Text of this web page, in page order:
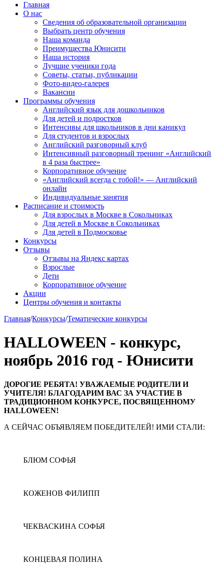
Главная
О нас
Сведения об образовательной организации
Выбрать центр обучения
Наша команда
Преимущества Юнисити
Наша история
Лучшие ученики года
Советы, статьи, публикации
Фото-видео-галерея
Вакансии
Программы обучения
Английский язык для дошкольников
Для детей и подростков
Интенсивы для школьников в дни каникул
Для студентов и взрослых
Английский разговорный клуб
Интенсивный разговорный тренинг «Английский
в 4 раза быстрее»
Корпоративное обучение
«Английский всегда с тобой!» — Английский
онлайн
Индивидуальные занятия
Расписание и стоимость
Для взрослых в Москве в Сокольниках
Для детей в Москве в Сокольниках
Для детей в Подмосковье
Конкурсы
Отзывы
Отзывы на Яндекс картах
Взрослые
Дети
Корпоративное обучение
Акции
Центры обучения и контакты
Главная/Конкурсы/Тематические конкурсы
HALLOWEEN - конкурс,
ноябрь 2016 год - Юнисити
ДОРОГИЕ РЕБЯТА! УВАЖАЕМЫЕ РОДИТЕЛИ И
УЧИТЕЛЯ! БЛАГОДАРИМ ВАС ЗА УЧАСТИЕ В
ТРАДИЦИОННОМ КОНКУРСЕ, ПОСВЯЩЕННОМУ
HALLOWEEN!
А СЕЙЧАС ОБЪЯВЛЯЕМ ПОБЕДИТЕЛЕЙ! ИМИ СТАЛИ:
БЛЮМ СОФЬЯ
КОЖЕНОВ ФИЛИПП
ЧЕКВАСКИНА СОФЬЯ
КОНЦЕВАЯ ПОЛИНА